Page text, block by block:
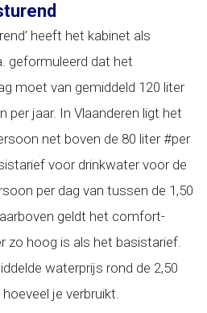
heeft het kabinet als
geformuleerd dat het
moet van gemiddeld 120 liter
per jaar. In Vlaanderen ligt het
net boven de 80 liter #per
voor drinkwater voor de
per dag van tussen de 1,50
geldt het comfort-
zo hoog is als het basistarief.
waterprijs rond de 2,50
je verbruikt.